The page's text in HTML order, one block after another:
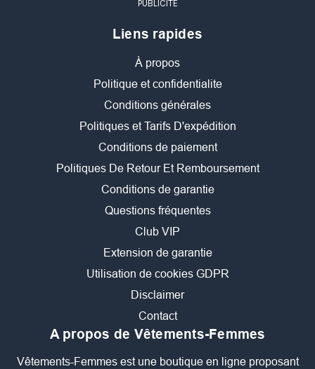
PUBLICITÉ
Liens rapides
À propos
Politique et confidentialite
Conditions générales
Politiques et Tarifs D'expédition
Conditions de paiement
Politiques De Retour Et Remboursement
Conditions de garantie
Questions fréquentes
Club VIP
Extension de garantie
Utilisation de cookies GDPR
Disclaimer
Contact
A propos de Vêtements-Femmes
Vêtements-Femmes est une boutique en ligne proposant